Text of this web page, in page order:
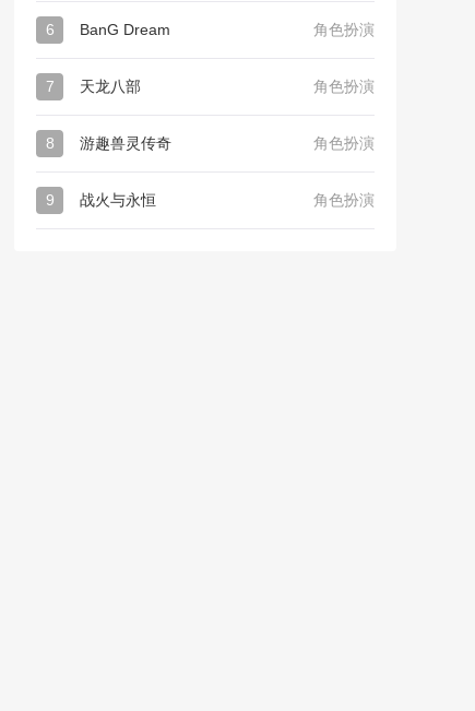
6 BanG Dream 角色扮演
7 天龙八部 角色扮演
8 游趣兽灵传奇 角色扮演
9 战火与永恒 角色扮演